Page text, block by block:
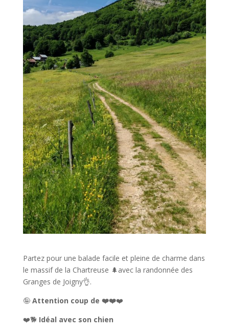
Partez pour une balade facile et pleine de charme dans
le massif de la Chartreuse 🌲avec la randonnée des
Granges de Joigny👌.
🤪 Attention coup de ❤️❤️❤️
❤️🐕 Idéal avec son chien